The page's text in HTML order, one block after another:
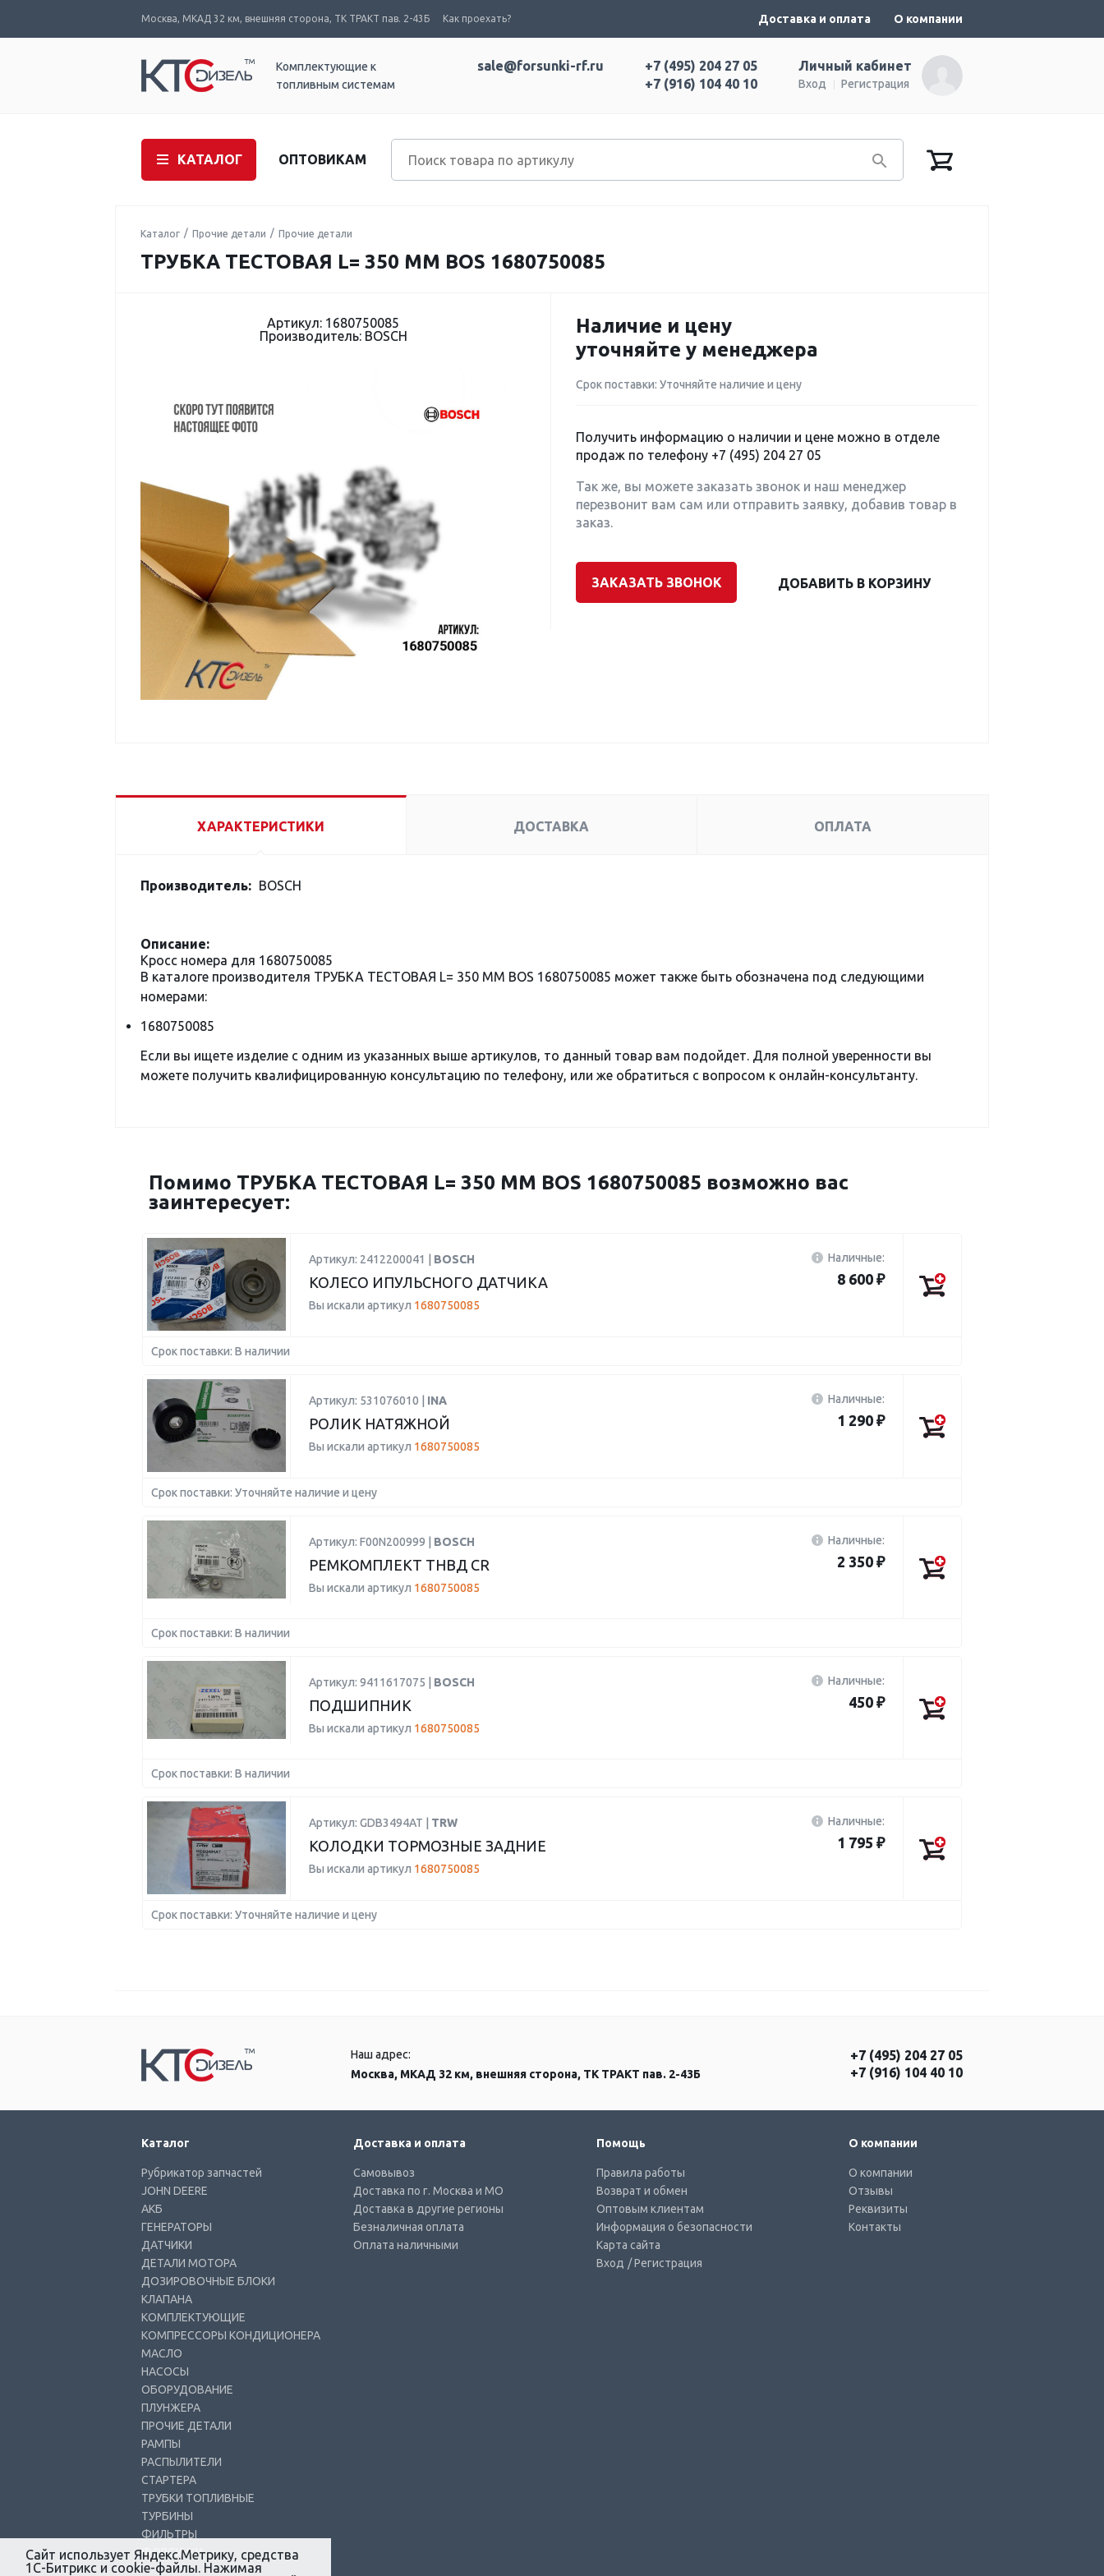
Москва, МКАД 32 км, внешняя сторона, ТК ТРАКТ пав. 2-43Б Как проехать? Доставка и оплата О компании
Комплектующие к
топливным системам
Личный кабинет
Вход Регистрация
+7 (495) 204 27 05
+7 (916) 104 40 10
sale@forsunki-rf.ru
КАТАЛОГ ОПТОВИКАМ
Каталог Прочие детали Прочие детали
ТРУБКА ТЕСТОВАЯ L= 350 MM BOS 1680750085
Артикул: 1680750085
Производитель: BOSCH
Наличие и цену
уточняйте у менеджера
Срок поставки: Уточняйте наличие и цену
Получить информацию о наличии и цене можно в отделе
продаж по телефону +7 (495) 204 27 05
Так же, вы можете заказать звонок и наш менеджер
перезвонит вам сам или отправить заявку, добавив товар в
заказ.
ЗАКАЗАТЬ ЗВОНОК ДОБАВИТЬ В КОРЗИНУ
ХАРАКТЕРИСТИКИ ДОСТАВКА ОПЛАТА
Производитель: BOSCH
Описание:
Кросс номера для 1680750085
В каталоге производителя ТРУБКА ТЕСТОВАЯ L= 350 MM BOS 1680750085 может также быть обозначена под следующими
номерами:
1680750085
Если вы ищете изделие с одним из указанных выше артикулов, то данный товар вам подойдет. Для полной уверенности вы
можете получить квалифицированную консультацию по телефону, или же обратиться с вопросом к онлайн-консультанту.
Помимо ТРУБКА ТЕСТОВАЯ L= 350 MM BOS 1680750085 возможно вас
заинтересует:
Артикул: 2412200041 | BOSCH
КОЛЕСО ИПУЛЬСНОГО ДАТЧИКА
Вы искали артикул 1680750085
Наличные:
8 600 ₽
Срок поставки: В наличии
Артикул: 531076010 | INA
РОЛИК НАТЯЖНОЙ
Вы искали артикул 1680750085
Наличные:
1 290 ₽
Срок поставки: Уточняйте наличие и цену
Артикул: F00N200999 | BOSCH
РЕМКОМПЛЕКТ ТНВД CR
Вы искали артикул 1680750085
Наличные:
2 350 ₽
Срок поставки: В наличии
Артикул: 9411617075 | BOSCH
ПОДШИПНИК
Вы искали артикул 1680750085
Наличные:
450 ₽
Срок поставки: В наличии
Артикул: GDB3494AT | TRW
КОЛОДКИ ТОРМОЗНЫЕ ЗАДНИЕ
Вы искали артикул 1680750085
Наличные:
1 795 ₽
Срок поставки: Уточняйте наличие и цену
Наш адрес:
Москва, МКАД 32 км, внешняя сторона, ТК ТРАКТ пав. 2-43Б
+7 (495) 204 27 05
+7 (916) 104 40 10
Каталог
Рубрикатор запчастей
JOHN DEERE
АКБ
ГЕНЕРАТОРЫ
ДАТЧИКИ
ДЕТАЛИ МОТОРА
ДОЗИРОВОЧНЫЕ БЛОКИ
КЛАПАНА
КОМПЛЕКТУЮЩИЕ
КОМПРЕССОРЫ КОНДИЦИОНЕРА
МАСЛО
НАСОСЫ
ОБОРУДОВАНИЕ
ПЛУНЖЕРА
ПРОЧИЕ ДЕТАЛИ
РАМПЫ
РАСПЫЛИТЕЛИ
СТАРТЕРА
ТРУБКИ ТОПЛИВНЫЕ
ТУРБИНЫ
ФИЛЬТРЫ
ФОРСУНКИ
Доставка и оплата
Самовывоз
Доставка по г. Москва и МО
Доставка в другие регионы
Безналичная оплата
Оплата наличными
Помощь
Правила работы
Возврат и обмен
Оптовым клиентам
Информация о безопасности
Карта сайта
Вход / Регистрация
О компании
О компании
Отзывы
Реквизиты
Контакты
Сайт использует Яндекс.Метрику, средства
1С-Битрикс и cookie-файлы. Нажимая